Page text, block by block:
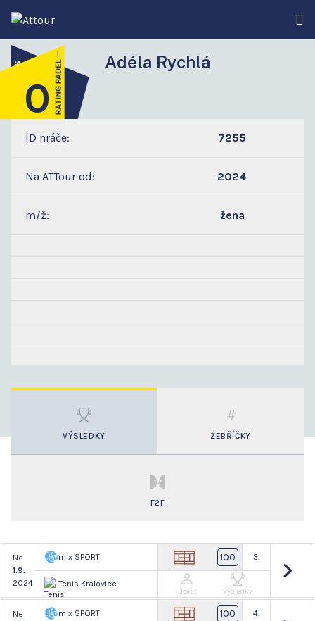
Adéla Rychlá
1
0
ID hráče: 7255
Na ATTour od: 2024
m/ž: žena
VÝSLEDKY ŽEBŘÍČKY
F2F
Ne
1.9.
2024
mix SPORT
Tenis Kralovice
100 3.
Účast Výsledky
Ne
mix SPORT 100 4.